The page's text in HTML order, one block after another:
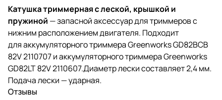
Катушка триммерная c леской, крышкой и
пружиной — запасной аксессуар для триммеров с
нижним расположением двигателя. Подходит
для аккумуляторного триммера Greenworks GD82BCB
82V 2110707 и аккумуляторного триммера Greenworks
GD82LT 82V 2110607.Диаметр лески составляет 2,4 мм.
Подача лески — ударная.
Отзывы